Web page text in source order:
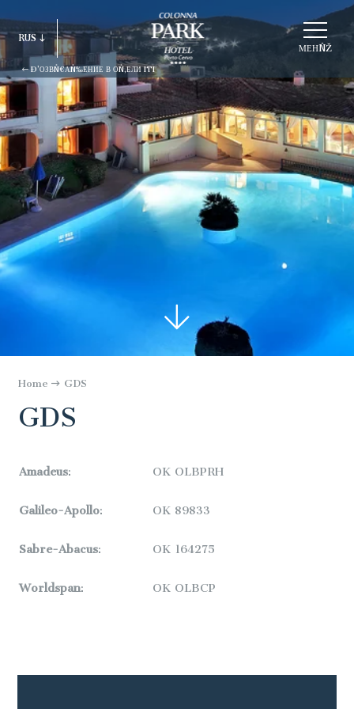
МЕНÑŽ
Ð’ОЗВÑ€АÑ‰ЕНИЕ В ОÑ‚ЕЛИ ITI
RUS
FRA
DEU
ВÑ‹БÑ€АÑ‚ÑŒ
СÑ‚Ñ€ÑƑКÑ‚ÑƑÑ€ÑƑ
Home GDS
GDS
Amadeus: OK OLBPRH
Galileo-Apollo: OK 89833
Sabre-Abacus: OK 164275
Worldspan: OK OLBCP